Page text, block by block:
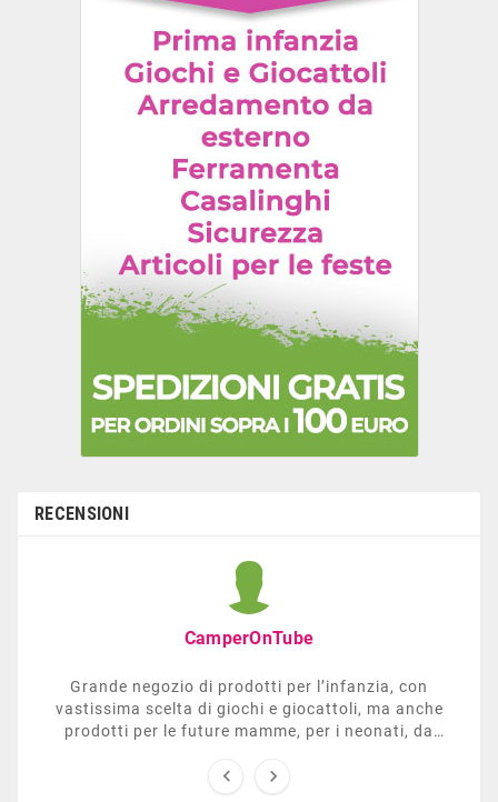
RECENSIONI
CamperOnTube
Grande negozio di prodotti per l’infanzia, con
vastissima scelta di giochi e giocattoli, ma anche
prodotti per le future mamme, per i neonati, da
sezione dedicata all’arredo giardino, giochi all’aperto,
 